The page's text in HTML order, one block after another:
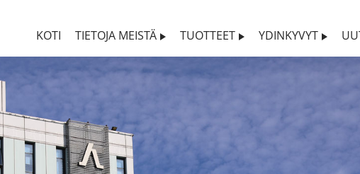
KOTI TIETOJA MEISTÄ TUOTTEET YDINKYVYT